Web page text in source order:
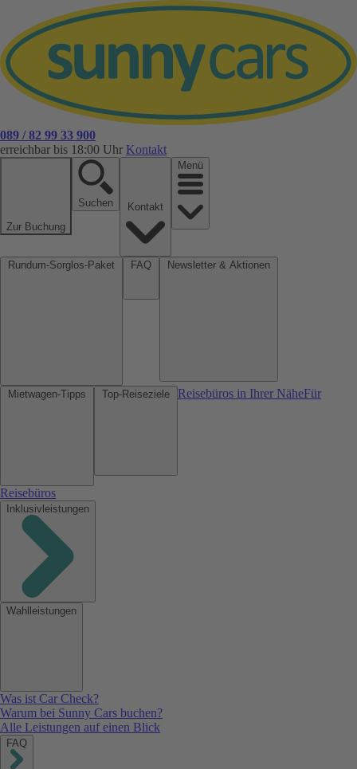
089 / 82 99 33 900
erreichbar bis 18:00 Uhr Kontakt
Zur Buchung
Suchen
Menü
Reisebüros in Ihrer NäheFür
Reisebüros
Inklusivleistungen
Wahlleistungen
Was ist Car Check?
Warum bei Sunny Cars buchen?
Alle Leistungen auf einen Blick
FAQ